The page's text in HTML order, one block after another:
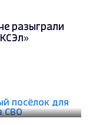
разыграли